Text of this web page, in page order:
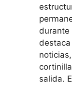
durante
salida.